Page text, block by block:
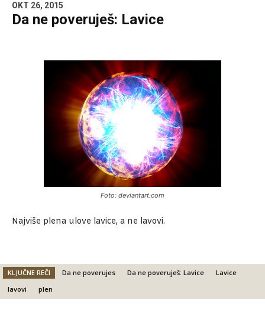
OKT 26, 2015
Da ne poveruješ: Lavice
Foto: deviantart.com
Najviše plena ulove lavice, a ne lavovi.
KLJUČNE REČI Da ne poverujes Da ne poveruješ: Lavice
Lavice
lavovi
plen